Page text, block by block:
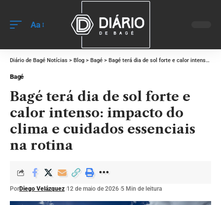
Aa
Diário de Bagé Notícias > Blog > Bagé > Bagé terá dia de sol forte e calor intenso: impacto do clima e cuidados essenciais na rotina
Bagé
Bagé terá dia de sol forte e
calor intenso: impacto do
clima e cuidados essenciais
na rotina
PorDiego Velázquez 12 de maio de 2026 5 Min de leitura